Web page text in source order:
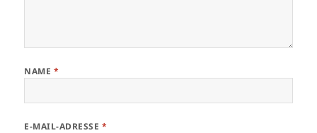
NAME *
E-MAIL-ADRESSE *